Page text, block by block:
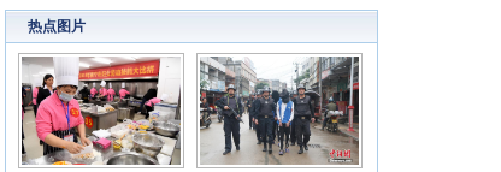
加快布局发展
热点图片